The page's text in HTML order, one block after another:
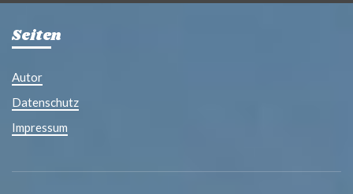
Seiten
Autor
Datenschutz
Impressum